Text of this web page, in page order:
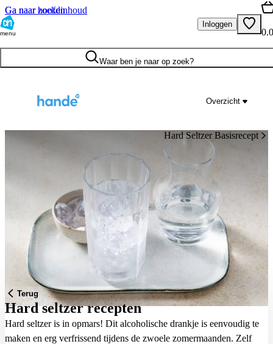
Ga naar hoofdinhoud
Ga naar zoeken
menu
Inloggen
Waar ben je naar op zoek?
Overzicht
Hard Seltzer Basisrecept
Terug
Hard seltzer recepten
Hard seltzer is in opmars! Dit alcoholische drankje is eenvoudig te
maken en erg verfrissend tijdens de zwoele zomermaanden. Zelf